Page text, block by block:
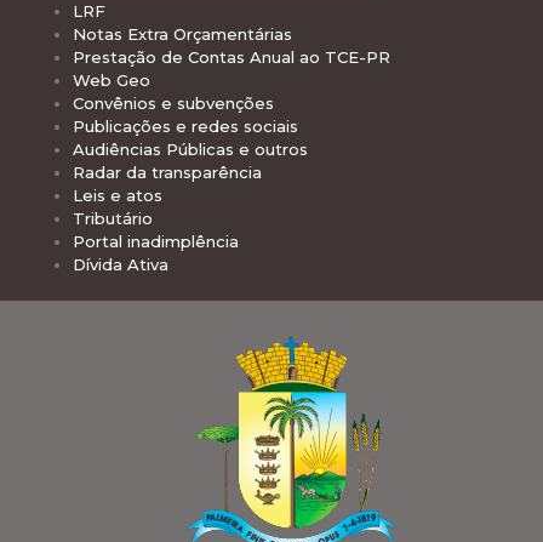
LRF
Notas Extra Orçamentárias
Prestação de Contas Anual ao TCE-PR
Web Geo
Convênios e subvenções
Publicações e redes sociais
Audiências Públicas e outros
Radar da transparência
Leis e atos
Tributário
Portal inadimplência
Dívida Ativa